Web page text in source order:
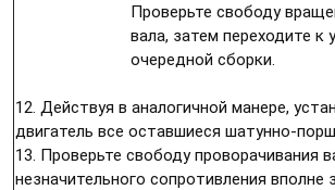
Проверьте свободу
вала, затем переходите к
очередной сборки.
12. Действуя в аналогичной манере,
двигатель все оставшиеся шатунно-
13. Проверьте свободу проворачивания
незначительного сопротивления вполне